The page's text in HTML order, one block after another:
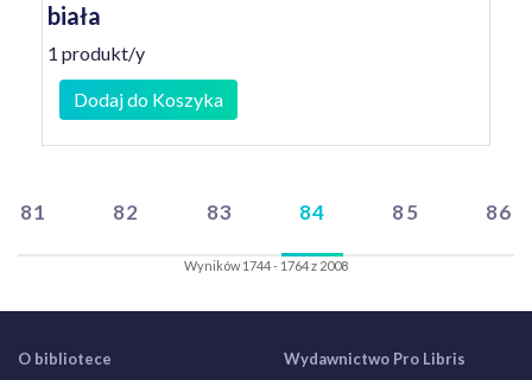
biała
1 produkt/y
Dodaj do Koszyka
81 82 83 84 85 86
Wyników 1744 - 1764 z 2008
O bibliotece
Wydawnictwo Pro Libris